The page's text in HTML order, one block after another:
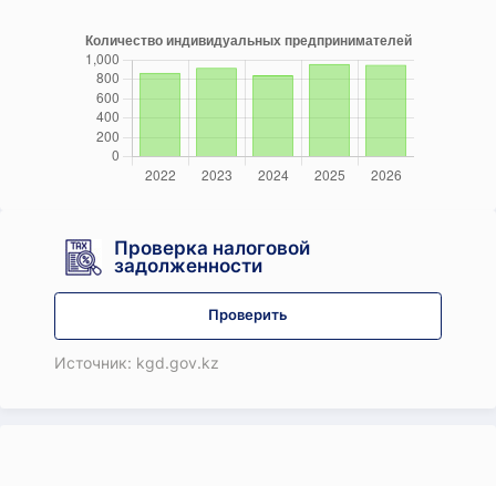
Проверка налоговой
задолженности
Проверить
Источник: kgd.gov.kz